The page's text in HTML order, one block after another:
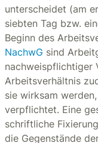
unterscheidet (am
siebten Tag bzw.
Beginn des
NachwG sind
nachweispflichtiger
Arbeitsverhältnis
sie wirksam
verpflichtet. Eine
schriftliche
die Gegenstände